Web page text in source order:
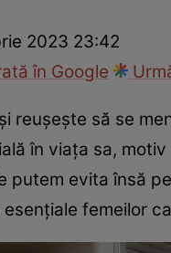
2023 23:42
în Google
reușește să se
în viața sa,
putem evita însă
femeilor